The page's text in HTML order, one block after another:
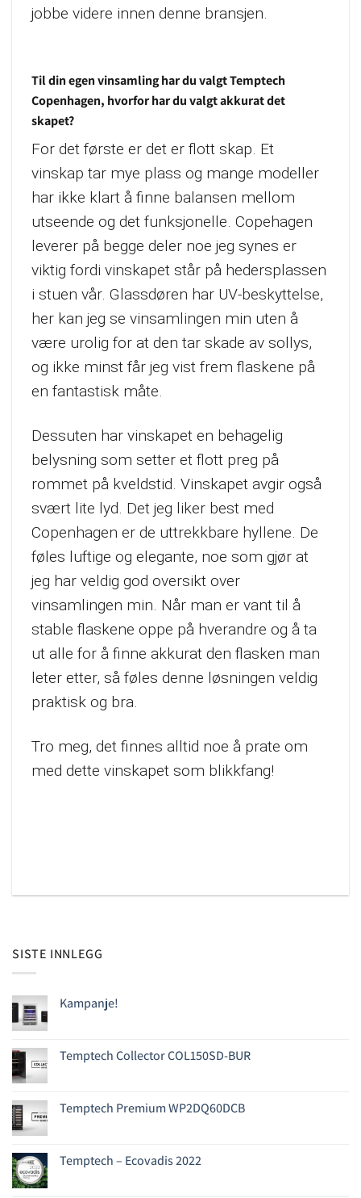
jobbe videre innen denne bransjen.
Til din egen vinsamling har du valgt Temptech
Copenhagen, hvorfor har du valgt akkurat det
skapet?
For det første er det er flott skap. Et
vinskap tar mye plass og mange modeller
har ikke klart å finne balansen mellom
utseende og det funksjonelle. Copehagen
leverer på begge deler noe jeg synes er
viktig fordi vinskapet står på hedersplassen
i stuen vår. Glassdøren har UV-beskyttelse,
her kan jeg se vinsamlingen min uten å
være urolig for at den tar skade av sollys,
og ikke minst får jeg vist frem flaskene på
en fantastisk måte.
Dessuten har vinskapet en behagelig
belysning som setter et flott preg på
rommet på kveldstid. Vinskapet avgir også
svært lite lyd. Det jeg liker best med
Copenhagen er de uttrekkbare hyllene. De
føles luftige og elegante, noe som gjør at
jeg har veldig god oversikt over
vinsamlingen min. Når man er vant til å
stable flaskene oppe på hverandre og å ta
ut alle for å finne akkurat den flasken man
leter etter, så føles denne løsningen veldig
praktisk og bra.
Tro meg, det finnes alltid noe å prate om
med dette vinskapet som blikkfang!
SISTE INNLEGG
Kampanje!
Temptech Collector COL150SD-BUR
Temptech Premium WP2DQ60DCB
Temptech – Ecovadis 2022